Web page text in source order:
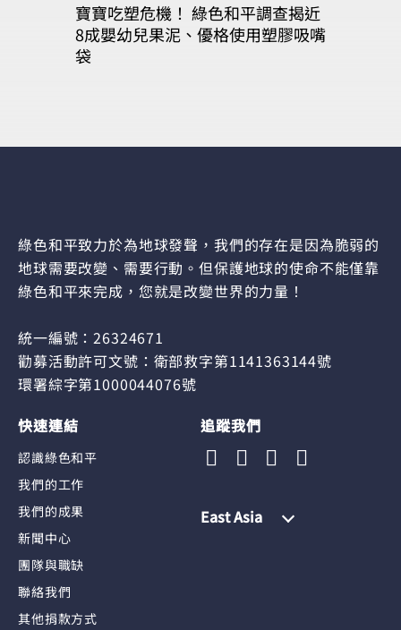
寶寶吃塑危機！ 綠色和平調查揭近
8成嬰幼兒果泥、優格使用塑膠吸嘴
袋
綠色和平致力於為地球發聲，我們的存在是因為脆弱的
地球需要改變、需要行動。但保護地球的使命不能僅靠
綠色和平來完成，您就是改變世界的力量！
統一編號：26324671
勸募活動許可文號：衛部救字第1141363144號
環署綜字第1000044076號
快速連結
認識綠色和平
我們的工作
我們的成果
新聞中心
團隊與職缺
聯絡我們
其他捐款方式
追蹤我們
East Asia